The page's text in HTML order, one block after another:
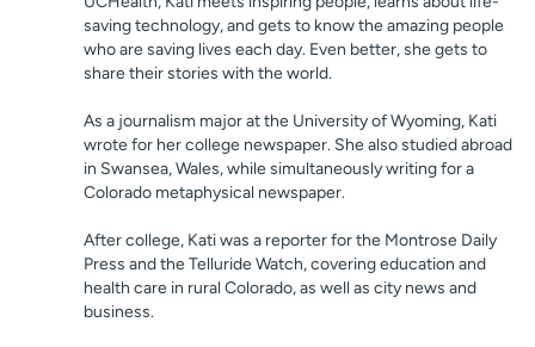
saving technology, and gets to know the amazing people
who are saving lives each day. Even better, she gets to
share their stories with the world.
As a journalism major at the University of Wyoming, Kati
wrote for her college newspaper. She also studied abroad
in Swansea, Wales, while simultaneously writing for a
Colorado metaphysical newspaper.
After college, Kati was a reporter for the Montrose Daily
Press and the Telluride Watch, covering education and
health care in rural Colorado, as well as city news and
business.